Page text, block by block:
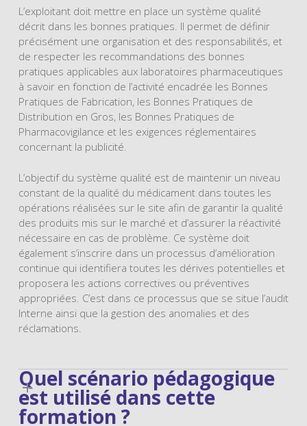
L’exploitant doit mettre en place un système qualité
décrit dans les bonnes pratiques. Il permet de définir
précisément une organisation et des responsabilités, et
de respecter les recommandations des bonnes
pratiques applicables aux laboratoires pharmaceutiques
à savoir en fonction de l’activité encadrée les Bonnes
Pratiques de Fabrication, les Bonnes Pratiques de
Distribution en Gros, les Bonnes Pratiques de
Pharmacovigilance et les exigences réglementaires
concernant la publicité.
L’objectif du système qualité est de maintenir un niveau
constant de la qualité du médicament dans toutes les
opérations réalisées sur le site afin de garantir la qualité
des produits mis sur le marché et d’assurer la réactivité
nécessaire en cas de problème. Ce système doit
également s’inscrire dans un processus d’amélioration
continue qui identifiera toutes les dérives potentielles et
proposera les actions correctives ou préventives
appropriées. C’est dans ce processus que se situe l’audit
Interne ainsi que la gestion des anomalies et des
réclamations.
Quel scénario pédagogique
est utilisé dans cette
formation ?